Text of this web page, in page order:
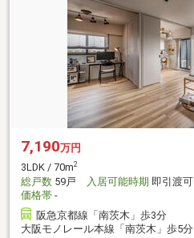
7,190万円
3LDK / 70m2
総戸数 59戸 入居可能時期 即引渡可
価格帯 -
阪急京都線「南茨木」歩3分
大阪モノレール本線「南茨木」歩5分